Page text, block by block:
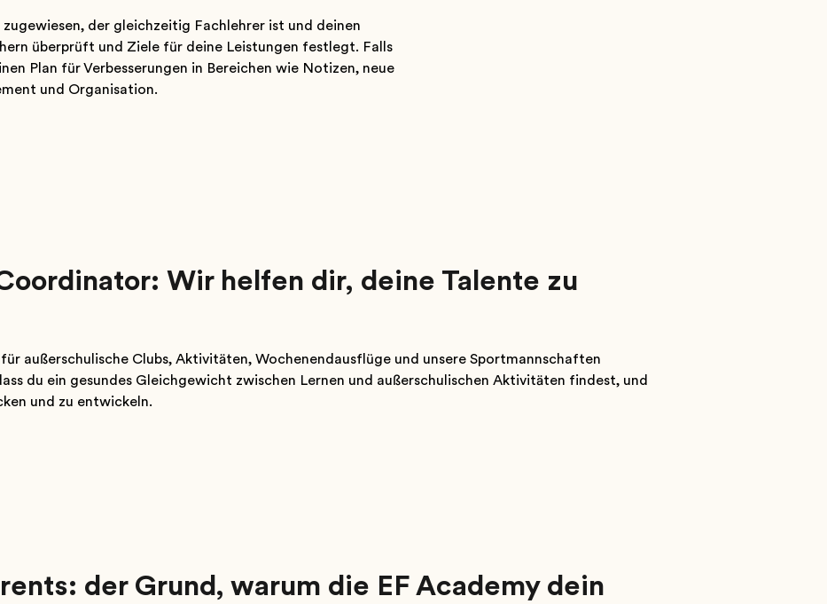
der gleichzeitig Fachlehrer ist und deinen
überprüft und Ziele für deine Leistungen festlegt. Falls
Plan für Verbesserungen in Bereichen wie Notizen, neue
und Organisation.
Wir helfen dir, deine Talente zu
außerschulische Clubs, Aktivitäten, Wochenendausflüge und unsere Sportmannschaften
du ein gesundes Gleichgewicht zwischen Lernen und außerschulischen Aktivitäten findest, und
und zu entwickeln.
der Grund, warum die EF Academy dein